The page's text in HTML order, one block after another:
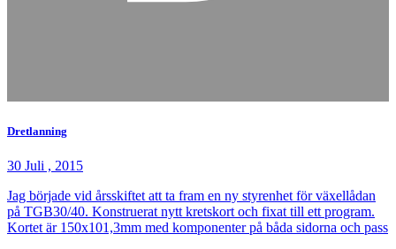
Dretlanning
30 Juli , 2015
Jag började vid årsskiftet att ta fram en ny styrenhet för växellådan
på TGB30/40. Konstruerat nytt kretskort och fixat till ett program.
Kortet är 150x101,3mm med komponenter på båda sidorna och pass